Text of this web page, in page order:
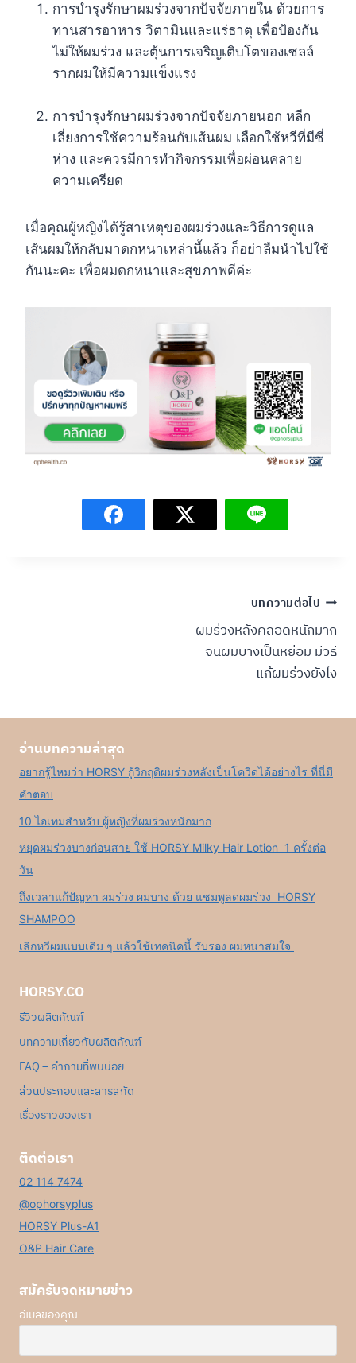
การบำรุงรักษาผมร่วงจากปัจจัยภายใน ด้วยการ
ทานสารอาหาร วิตามินและแร่ธาตุ เพื่อป้องกัน
ไม่ให้ผมร่วง และตุ้นการเจริญเติบโตของเซลล์
รากผมให้มีความแข็งแรง
การบำรุงรักษาผมร่วงจากปัจจัยภายนอก หลีก
เลี่ยงการใช้ความร้อนกับเส้นผม เลือกใช้หวีที่มีซี่
ห่าง และควรมีการทำกิจกรรมเพื่อผ่อนคลาย
ความเครียด
เมื่อคุณผู้หญิงได้รู้สาเหตุของผมร่วงและวิธีการดูแล
เส้นผมให้กลับมาดกหนาเหล่านี้แล้ว ก็อย่าลืมนำไปใช้
กันนะคะ เพื่อผมดกหนาและสุขภาพดีค่ะ
บทความต่อไป
ผมร่วงหลังคลอดหนักมาก
จนผมบางเป็นหย่อม มีวิธี
แก้ผมร่วงยังไง
อ่านบทความล่าสุด
อยากรู้ไหมว่า HORSY กู้วิกฤติผมร่วงหลังเป็นโควิดได้อย่างไร ที่นี่มี
คำตอบ
10 ไอเทมสำหรับ ผู้หญิงที่ผมร่วงหนักมาก
หยุดผมร่วงบางก่อนสาย ใช้ HORSY Milky Hair Lotion 1 ครั้งต่อ
วัน
ถึงเวลาแก้ปัญหา ผมร่วง ผมบาง ด้วย แชมพูลดผมร่วง HORSY
SHAMPOO
เลิกหวีผมแบบเดิม ๆ แล้วใช้เทคนิคนี้ รับรอง ผมหนาสมใจ
HORSY.CO
รีวิวผลิตภัณฑ์
บทความเกี่ยวกับผลิตภัณฑ์
FAQ – คำถามที่พบบ่อย
ส่วนประกอบและสารสกัด
เรื่องราวของเรา
ติดต่อเรา
02 114 7474
@ophorsyplus
HORSY Plus-A1
O&P Hair Care
สมัครับจดหมายข่าว
อีเมลของคุณ